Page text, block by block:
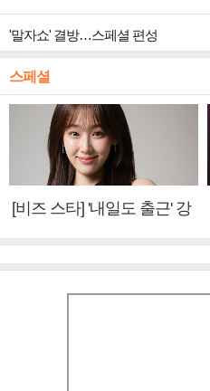
'말자쇼' 결방…스페셜 편성
스페셜
[비즈 스타] '내일도 출근' 강